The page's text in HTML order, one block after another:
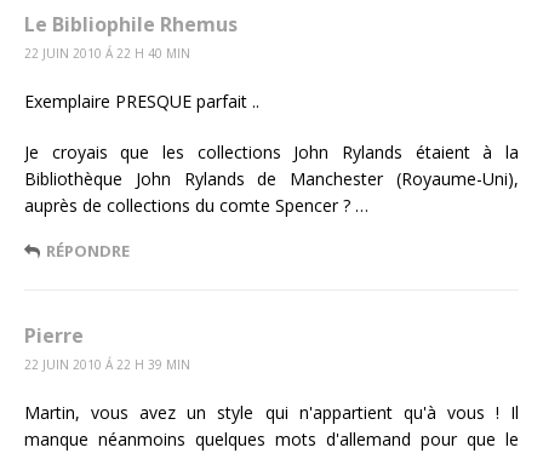
Le Bibliophile Rhemus
22 JUIN 2010 Á 22 H 40 MIN
Exemplaire PRESQUE parfait ..
Je croyais que les collections John Rylands étaient à la
Bibliothèque John Rylands de Manchester (Royaume-Uni),
auprès de collections du comte Spencer ? …
RÉPONDRE
Pierre
22 JUIN 2010 Á 22 H 39 MIN
Martin, vous avez un style qui n'appartient qu'à vous ! Il
manque néanmoins quelques mots d'allemand pour que le